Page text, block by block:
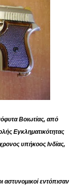
Βοιωτίας, από
Εγκληματικότητας
υπήκοος Ινδίας,
αστυνομικοί εντόπισαν